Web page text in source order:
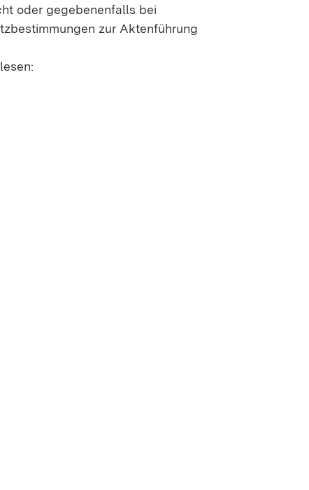
oder gegebenenfalls bei
zur Aktenführung